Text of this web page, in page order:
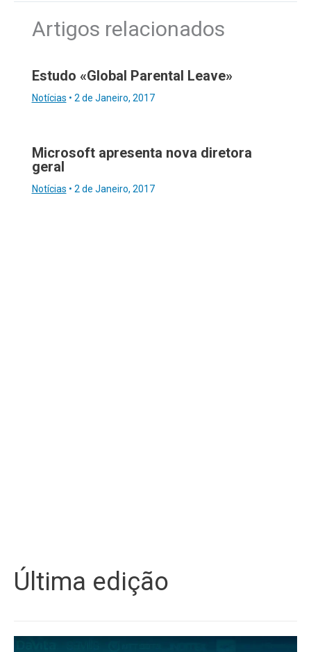
Artigos relacionados
Estudo «Global Parental Leave»
Notícias • 2 de Janeiro, 2017
Microsoft apresenta nova diretora
geral
Notícias • 2 de Janeiro, 2017
Última edição